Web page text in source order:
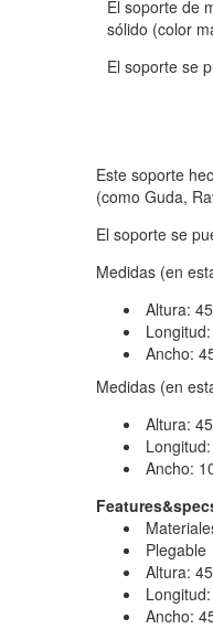
El soporte de
sólido (color
El soporte se
Este soporte
(como Guda,
El soporte se
Medidas (en
Altura:
Ancho:
Medidas (en
Altura:
Ancho:
Plegable
Altura:
Ancho: